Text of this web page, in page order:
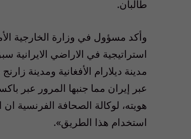
طالبان.
وأكد مسؤول في وزارة الخارجية
استراتيجية في الاراضي
مدينة ديلارام الأفغانية ومدينة
عبر إيران مما جنبها المرور عبر
هويته، لوكالة الصحافة
استخدام هذا الطريق».